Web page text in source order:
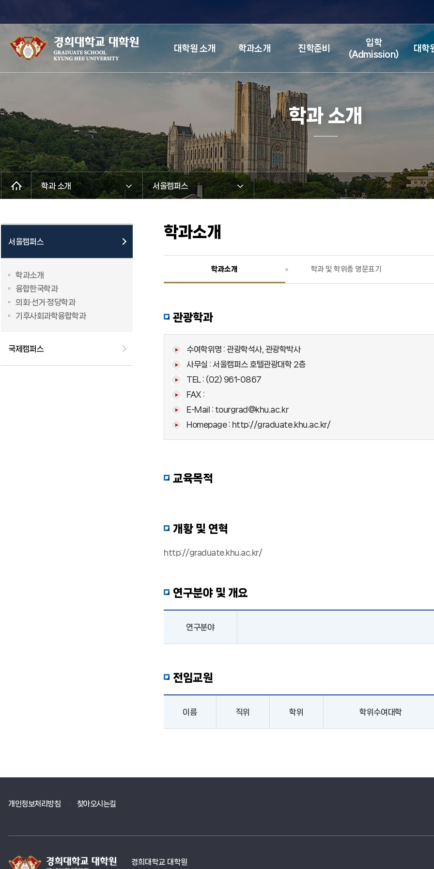
대학원 소개 학과소개 진학준비
입학
(Admission)
대학
학과 소개
학과 소개 서울캠퍼스
서울캠퍼스
학과소개
융합한국학과
의회·선거·정당학과
기후사회과학융합학과
국제캠퍼스
학과소개
학과소개 학과 및 학위종 영문표기
관광학과
수여학위명 : 관광학석사, 관광학박사
사무실 : 서울캠퍼스 호텔관광대학 2층
TEL : (02) 961-0867
FAX :
E-Mail : tourgrad@khu.ac.kr
Homepage : http://graduate.khu.ac.kr/
교육목적
개황 및 연혁
http://graduate.khu.ac.kr/
연구분야 및 개요
연구분야
전임교원
이름 직위 학위 학위수여대학
개인정보처리방침 찾아오시는길
경희대학교 대학원